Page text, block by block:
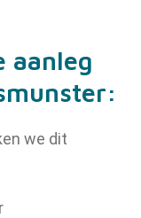
aanleg
we dit